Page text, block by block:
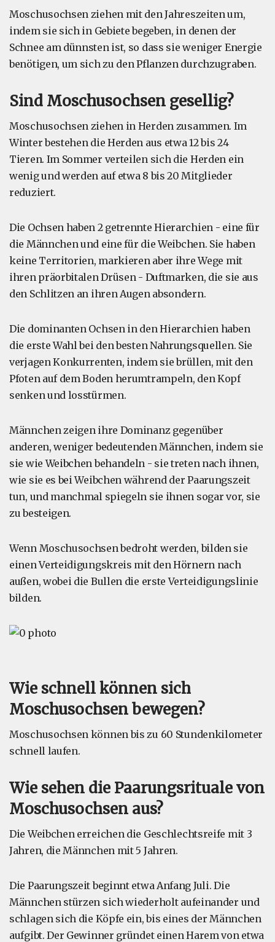
Moschusochsen ziehen mit den Jahreszeiten um,
indem sie sich in Gebiete begeben, in denen der
Schnee am dünnsten ist, so dass sie weniger Energie
benötigen, um sich zu den Pflanzen durchzugraben.
Sind Moschusochsen gesellig?
Moschusochsen ziehen in Herden zusammen. Im
Winter bestehen die Herden aus etwa 12 bis 24
Tieren. Im Sommer verteilen sich die Herden ein
wenig und werden auf etwa 8 bis 20 Mitglieder
reduziert.
Die Ochsen haben 2 getrennte Hierarchien - eine für
die Männchen und eine für die Weibchen. Sie haben
keine Territorien, markieren aber ihre Wege mit
ihren präorbitalen Drüsen - Duftmarken, die sie aus
den Schlitzen an ihren Augen absondern.
Die dominanten Ochsen in den Hierarchien haben
die erste Wahl bei den besten Nahrungsquellen. Sie
verjagen Konkurrenten, indem sie brüllen, mit den
Pfoten auf dem Boden herumtrampeln, den Kopf
senken und losstürmen.
Männchen zeigen ihre Dominanz gegenüber
anderen, weniger bedeutenden Männchen, indem sie
sie wie Weibchen behandeln - sie treten nach ihnen,
wie sie es bei Weibchen während der Paarungszeit
tun, und manchmal spiegeln sie ihnen sogar vor, sie
zu besteigen.
Wenn Moschusochsen bedroht werden, bilden sie
einen Verteidigungskreis mit den Hörnern nach
außen, wobei die Bullen die erste Verteidigungslinie
bilden.
Wie schnell können sich
Moschusochsen bewegen?
Moschusochsen können bis zu 60 Stundenkilometer
schnell laufen.
Wie sehen die Paarungsrituale von
Moschusochsen aus?
Die Weibchen erreichen die Geschlechtsreife mit 3
Jahren, die Männchen mit 5 Jahren.
Die Paarungszeit beginnt etwa Anfang Juli. Die
Männchen stürzen sich wiederholt aufeinander und
schlagen sich die Köpfe ein, bis eines der Männchen
aufgibt. Der Gewinner gründet einen Harem von etwa